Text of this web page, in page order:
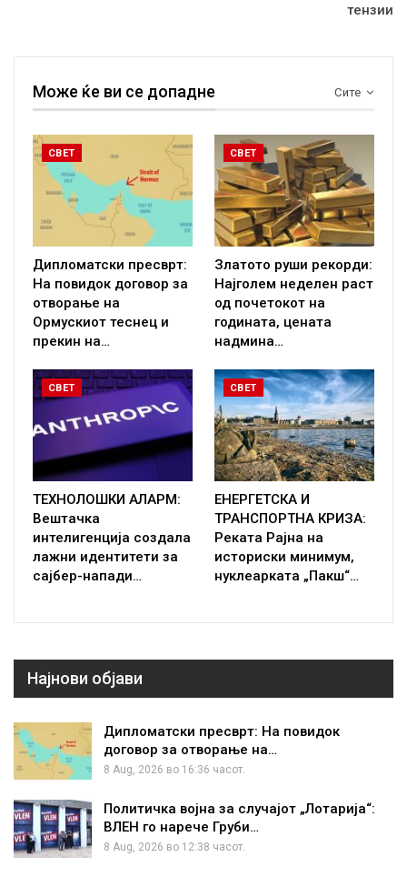
тензии
Сите
Може ќе ви се допадне
СВЕТ
Дипломатски пресврт:
На повидок договор за
отворање на
Ормускиот теснец и
прекин на…
СВЕТ
Златото руши рекорди:
Најголем неделен раст
од почетокот на
годината, цената
надмина…
СВЕТ
ТЕХНОЛОШКИ АЛАРМ:
Вештачка
интелигенција создала
лажни идентитети за
сајбер-напади…
СВЕТ
ЕНЕРГЕТСКА И
ТРАНСПОРТНА КРИЗА:
Реката Рајна на
историски минимум,
нуклеарката „Пакш“…
Најнови објави
Дипломатски пресврт: На повидок
договор за отворање на…
8 Aug, 2026 во 16:36 часот.
Политичка војна за случајот „Лотарија“:
ВЛЕН го нарече Груби…
8 Aug, 2026 во 12:38 часот.